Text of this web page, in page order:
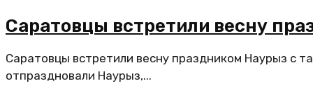
Саратовцы встретили весну
Саратовцы встретили весну праздником Наурыз с
отпраздновали Наурыз,...